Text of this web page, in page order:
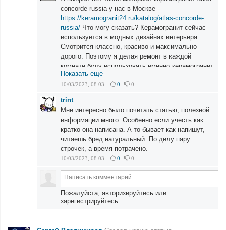
concorde russia у нас в Москве
https://keramogranit24.ru/katalog/atlas-concorde-
russia/ Что могу сказать? Керамогранит сейчас
используется в модных дизайнах интерьера.
Смотрится классно, красиво и максимально
дорого. Поэтому я делая ремонт в каждой
комнате буду использовать именно керамогранит.
Показать еще
10/03/2023, 08:03 0 0
trint
Мне интересно было почитать статью, полезной
информации много. Особенно если учесть как
кратко она написана. А то бывает как напишут,
читаешь бред натуральный. По делу пару
строчек, а время потрачено.
10/03/2023, 08:03 0 0
Пожалуйста, авторизируйтесь или
зарегистрируйтесь